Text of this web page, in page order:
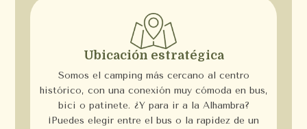
Ubicación estratégica
Somos el camping más cercano al centro
histórico, con una conexión muy cómoda en bus,
bici o patinete. ¿Y para ir a la Alhambra?
¡Puedes elegir entre el bus o la rapidez de un